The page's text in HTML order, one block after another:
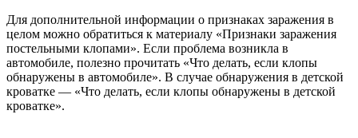
Для дополнительной информации о признаках заражения в
целом можно обратиться к материалу «Признаки заражения
постельными клопами». Если проблема возникла в
автомобиле, полезно прочитать «Что делать, если клопы
обнаружены в автомобиле». В случае обнаружения в детской
кроватке — «Что делать, если клопы обнаружены в детской
кроватке».